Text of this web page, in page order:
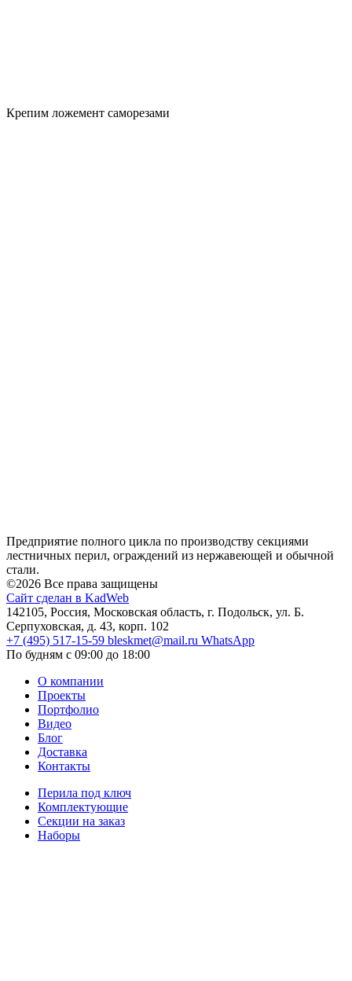
Крепим ложемент саморезами
Предприятие полного цикла по производству секциями
лестничных перил, ограждений из нержавеющей и обычной
стали.
©2026 Все права защищены
Сайт сделан в KadWeb
142105, Россия, Московская область, г. Подольск, ул. Б.
Серпуховская, д. 43, корп. 102
+7 (495) 517-15-59 bleskmet@mail.ru WhatsApp
По будням с 09:00 до 18:00
О компании
Проекты
Портфолио
Видео
Блог
Доставка
Контакты
Перила под ключ
Комплектующие
Секции на заказ
Наборы